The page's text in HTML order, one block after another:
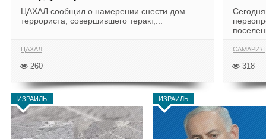
ЦАХАЛ сообщил о намерении снести дом
террориста, совершившего теракт,...
ЦАХАЛ
260
САМАРИЯ
318
ИЗРАИЛЬ ИЗРАИЛЬ